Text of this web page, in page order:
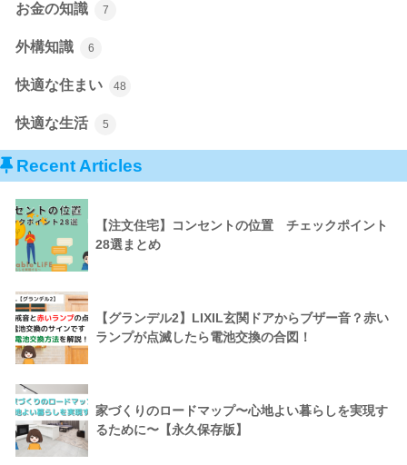
お金の知識 7
外構知識 6
快適な住まい 48
快適な生活 5
Recent Articles
【注文住宅】コンセントの位置 チェックポイント
28選まとめ
【グランデル2】LIXIL玄関ドアからブザー音？赤い
ランプが点滅したら電池交換の合図！
家づくりのロードマップ〜心地よい暮らしを実現す
るために〜【永久保存版】